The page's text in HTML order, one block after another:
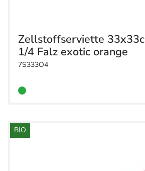
Zellstoffserviette
1/4 Falz exotic orange
7S333O4
BIO